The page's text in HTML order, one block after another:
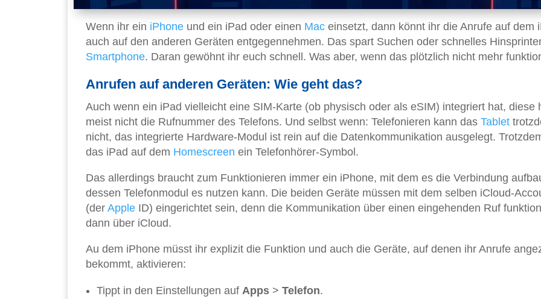
Wenn ihr ein iPhone und ein iPad oder einen Mac einsetzt, dann könnt ihr die Anrufe auf dem
auch auf den anderen Geräten entgegennehmen. Das spart Suchen oder schnelles
Smartphone. Daran gewöhnt ihr euch schnell. Was aber, wenn das plötzlich nicht mehr
Anrufen auf anderen Geräten: Wie geht das?
Auch wenn ein iPad vielleicht eine SIM-Karte (ob physisch oder als eSIM) integriert hat, diese
meist nicht die Rufnummer des Telefons. Und selbst wenn: Telefonieren kann das Tablet
nicht, das integrierte Hardware-Modul ist rein auf die Datenkommunikation ausgelegt.
das iPad auf dem Homescreen ein Telefonhörer-Symbol.
Das allerdings braucht zum Funktionieren immer ein iPhone, mit dem es die Verbindung
dessen Telefonmodul es nutzen kann. Die beiden Geräte müssen mit dem selben iCloud-
(der Apple ID) eingerichtet sein, denn die Kommunikation über einen eingehenden Ruf
dann über iCloud.
Au dem iPhone müsst ihr explizit die Funktion und auch die Geräte, auf denen ihr Anrufe
bekommt, aktivieren:
Tippt in den Einstellungen auf Apps > Telefon.